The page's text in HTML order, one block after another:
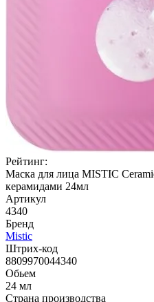
Рейтинг:
Маска для лица MISTIC
керамидами 24мл
Артикул
4340
Бренд
Mistic
Штрих-код
8809970044340
Обьем
24 мл
Страна производства